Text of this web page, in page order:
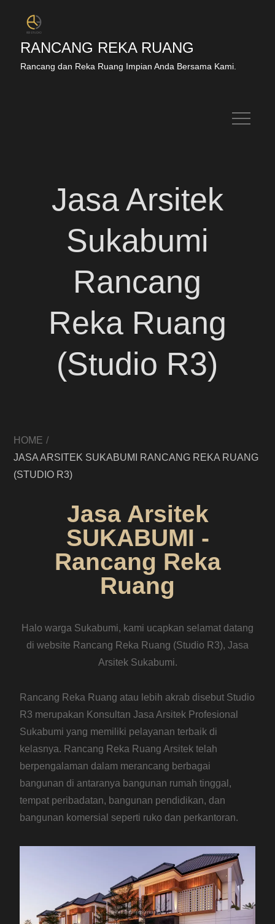
RANCANG REKA RUANG
Rancang dan Reka Ruang Impian Anda Bersama Kami.
Jasa Arsitek
Sukabumi
Rancang
Reka Ruang
(Studio R3)
HOME
JASA ARSITEK SUKABUMI RANCANG REKA RUANG
(STUDIO R3)
Jasa Arsitek
SUKABUMI -
Rancang Reka
Ruang
Halo warga Sukabumi, kami ucapkan selamat datang
di website Rancang Reka Ruang (Studio R3), Jasa
Arsitek Sukabumi.
Rancang Reka Ruang atau lebih akrab disebut Studio
R3 merupakan Konsultan Jasa Arsitek Profesional
Sukabumi yang memiliki pelayanan terbaik di
kelasnya. Rancang Reka Ruang Arsitek telah
berpengalaman dalam merancang berbagai
bangunan di antaranya bangunan rumah tinggal,
tempat peribadatan, bangunan pendidikan, dan
bangunan komersial seperti ruko dan perkantoran.